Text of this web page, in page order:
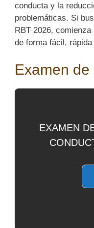
conducta y la
problemáticas. Si
RBT 2026,
de forma fácil,
Examen
EXAMEN